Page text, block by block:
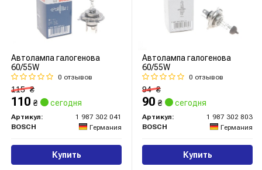
Автолампа галогенова
60/55W
0 отзывов
115₴
110 ₴ сегодня
Артикул:
1 987 302 041
BOSCH
Германия
Купить
Автолампа галогенова
60/55W
0 отзывов
94₴
90 ₴ сегодня
Артикул:
1 987 302 803
BOSCH
Германия
Купить